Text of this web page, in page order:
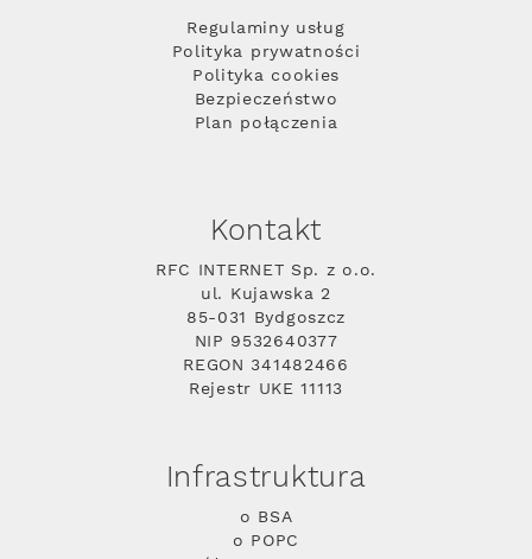
Regulaminy usług
Polityka prywatności
Polityka cookies
Bezpieczeństwo
Plan połączenia
Kontakt
RFC INTERNET Sp. z o.o.
ul. Kujawska 2
85-031 Bydgoszcz
NIP 9532640377
REGON 341482466
Rejestr UKE 11113
Infrastruktura
o BSA
o POPC